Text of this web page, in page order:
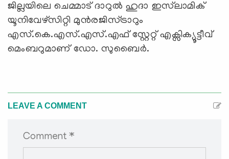
ജില്ലയിലെ ചെമ്മാട് ദാറുല്‍ ഹുദാ ഇസ്‍ലാമിക്
യൂനിവേഴ്സിറ്റി മുന്‍രജിസ്ട്രാറും
എസ്.കെ.എസ്.എസ്.എഫ് സ്റ്റേറ്റ് എക്സിക്യൂട്ടീവ്
മെംബറുമാണ് ഡോ. സുബൈര്‍.
LEAVE A COMMENT
Comment *